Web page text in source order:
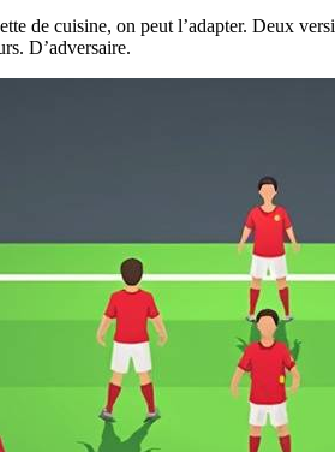
de cuisine, on peut l’adapter. Deux
D’adversaire.